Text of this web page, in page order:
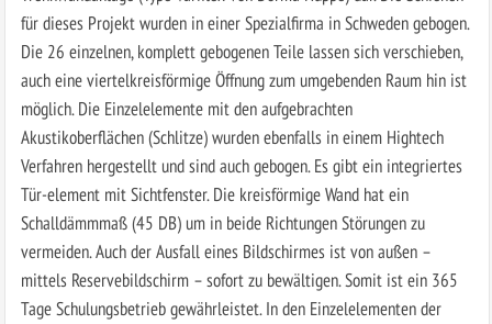
für dieses Projekt wurden in einer Spezialfirma in Schweden gebogen.
Die 26 einzelnen, komplett gebogenen Teile lassen sich verschieben,
auch eine viertelkreisförmige Öffnung zum umgebenden Raum hin ist
möglich. Die Einzelelemente mit den aufgebrachten
Akustikoberflächen (Schlitze) wurden ebenfalls in einem Hightech
Verfahren hergestellt und sind auch gebogen. Es gibt ein integriertes
Tür-element mit Sichtfenster. Die kreisförmige Wand hat ein
Schalldämmmaß (45 DB) um in beide Richtungen Störungen zu
vermeiden. Auch der Ausfall eines Bildschirmes ist von außen –
mittels Reservebildschirm – sofort zu bewältigen. Somit ist ein 365
Tage Schulungsbetrieb gewährleistet. In den Einzelelementen der